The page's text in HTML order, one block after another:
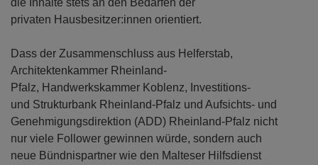
privaten Hausbesitzer:innen orientiert.
Dass der Zusammenschluss aus Helferstab,
Architektenkammer Rheinland-
Pfalz, Handwerkskammer Koblenz, Investitions-
und Strukturbank Rheinland-Pfalz und Aufsichts- und
Genehmigungsdirektion (ADD) Rheinland-Pfalz nicht
nur viele Follower gewinnen würde, sondern auch
neue Bündnispartner wie den Malteser Hilfsdienst